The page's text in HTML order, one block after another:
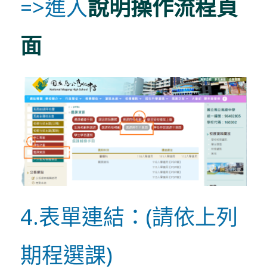
=>進入說明操作流程頁
面
4.表單連結：(請依上列
期程選課)